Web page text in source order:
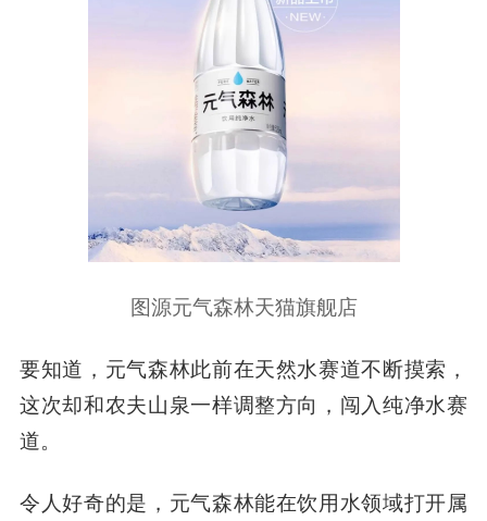
图源元气森林天猫旗舰店
要知道，元气森林此前在天然水赛道不断摸索，
这次却和农夫山泉一样调整方向，闯入纯净水赛
道。
令人好奇的是，元气森林能在饮用水领域打开属